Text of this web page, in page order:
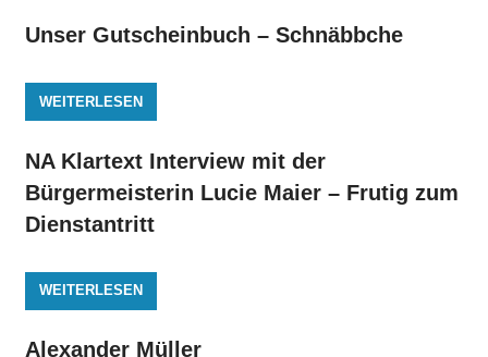
Unser Gutscheinbuch – Schnäbbche
WEITERLESEN
NA Klartext Interview mit der
Bürgermeisterin Lucie Maier – Frutig zum
Dienstantritt
WEITERLESEN
Alexander Müller